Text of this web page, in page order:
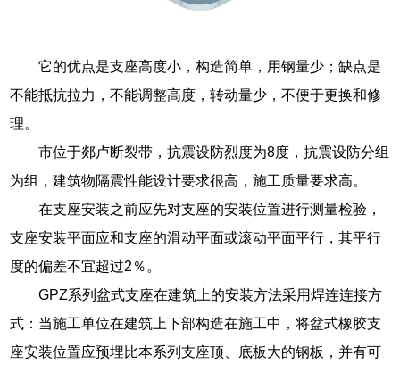
它的优点是支座高度小，构造简单，用钢量少；缺点是
不能抵抗拉力，不能调整高度，转动量少，不便于更换和修
理。
市位于郯卢断裂带，抗震设防烈度为8度，抗震设防分组
为组，建筑物隔震性能设计要求很高，施工质量要求高。
在支座安装之前应先对支座的安装位置进行测量检验，
支座安装平面应和支座的滑动平面或滚动平面平行，其平行
度的偏差不宜超过2％。
GPZ系列盆式支座在建筑上的安装方法采用焊连连接方
式：当施工单位在建筑上下部构造在施工中，将盆式橡胶支
座安装位置应预埋比本系列支座顶、底板大的钢板，并有可